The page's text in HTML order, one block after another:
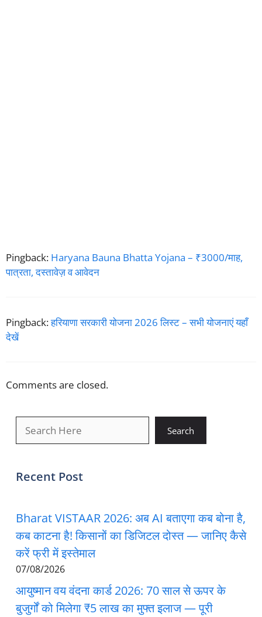
Pingback: Haryana Bauna Bhatta Yojana – ₹3000/माह,
पात्रता, दस्तावेज़ व आवेदन
Pingback:हरियाणा सरकारी योजना 2026 लिस्ट – सभी योजनाएं यहाँ
देखें
Comments are closed.
Search
Recent Post
Bharat VISTAAR 2026: अब AI बताएगा कब बोना है,
कब काटना है! किसानों का डिजिटल दोस्त — जानिए कैसे
करें फ्री में इस्तेमाल
07/08/2026
आयुष्मान वय वंदना कार्ड 2026: 70 साल से ऊपर के
बुजुर्गों को मिलेगा ₹5 लाख का मुफ्त इलाज — पूरी